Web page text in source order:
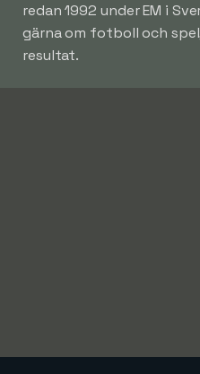
redan 1992 under EM i
gärna om fotboll och
resultat.